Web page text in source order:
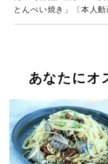
とんぺい焼き」〔本人動
あなたにオ